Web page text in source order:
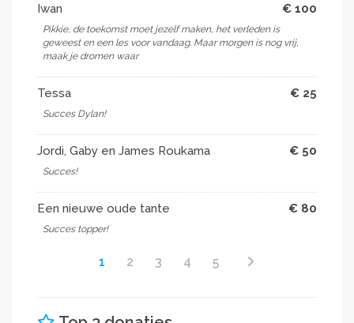
Iwan € 100
Pikkie, de toekomst moet jezelf maken, het verleden is
geweest en een les voor vandaag. Maar morgen is nog vrij,
maak je dromen waar
Tessa € 25
Succes Dylan!
Jordi, Gaby en James Roukama € 50
Succes!
Een nieuwe oude tante € 80
Succes topper!
1 2 3 4 5